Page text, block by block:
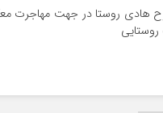
هادی روستا در جهت مهاجرت